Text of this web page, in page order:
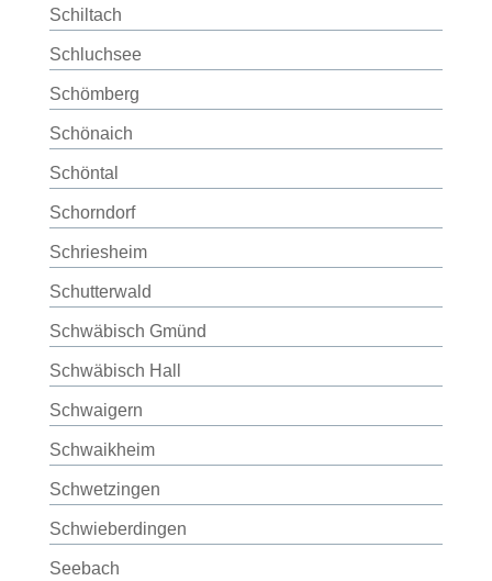
Schiltach
Schluchsee
Schömberg
Schönaich
Schöntal
Schorndorf
Schriesheim
Schutterwald
Schwäbisch Gmünd
Schwäbisch Hall
Schwaigern
Schwaikheim
Schwetzingen
Schwieberdingen
Seebach